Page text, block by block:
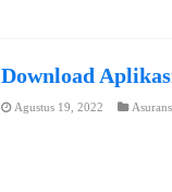
Download
Agustus 19, 2022